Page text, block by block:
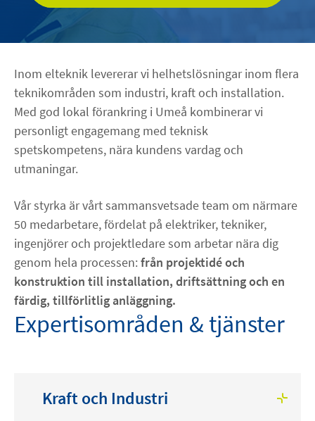
KARRIÄR
NYHETER
linkedinfacebookyoutubeinstagram
Inom elteknik levererar vi helhetslösningar inom flera
teknikområden som industri, kraft och installation.
Med god lokal förankring i Umeå kombinerar vi
personligt engagemang med teknisk
spetskompetens, nära kundens vardag och
utmaningar.
Vår styrka är vårt sammansvetsade team om närmare
50 medarbetare, fördelat på elektriker, tekniker,
ingenjörer och projektledare som arbetar nära dig
genom hela processen:från projektidé och
konstruktion till installation, driftsättning och en
färdig, tillförlitlig anläggning.
Expertisområden & tjänster
Kraft och Industri